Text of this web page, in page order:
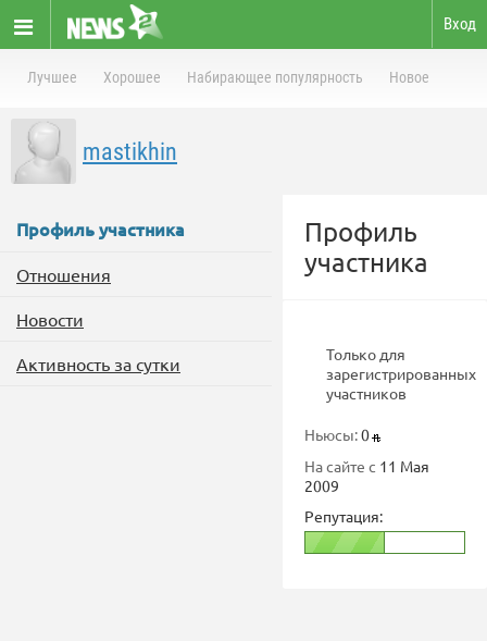
Вход
Лучшее Хорошее Набирающее популярность Новое
mastikhin
Профиль участника
Отношения
Новости
Активность за сутки
Профиль
участника
Только для
зарегистрированных
участников
Ньюсы:0
На сайте с 11 Мая
2009
Репутация: